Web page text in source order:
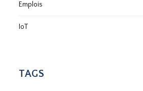
Emplois
IoT
TAGS